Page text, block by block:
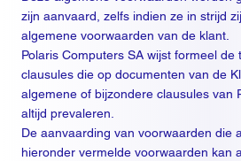
zijn aanvaard, zelfs indien ze in strijd
algemene voorwaarden van de klant.
Polaris Computers SA wijst formeel de
clausules die op documenten van de
algemene of bijzondere clausules van
altijd prevaleren.
De aanvaarding van voorwaarden die
hieronder vermelde voorwaarden kan